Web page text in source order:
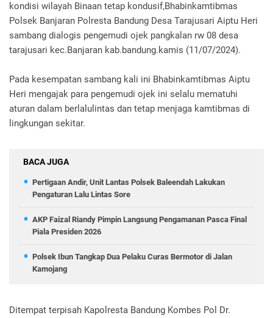
kondisi wilayah Binaan tetap kondusif,Bhabinkamtibmas
Polsek Banjaran Polresta Bandung Desa Tarajusari Aiptu Heri
sambang dialogis pengemudi ojek pangkalan rw 08 desa
tarajusari kec.Banjaran kab.bandung.kamis (11/07/2024).
Pada kesempatan sambang kali ini Bhabinkamtibmas Aiptu
Heri mengajak para pengemudi ojek ini selalu mematuhi
aturan dalam berlalulintas dan tetap menjaga kamtibmas di
lingkungan sekitar.
BACA JUGA
Pertigaan Andir, Unit Lantas Polsek Baleendah Lakukan
Pengaturan Lalu Lintas Sore
AKP Faizal Riandy Pimpin Langsung Pengamanan Pasca Final
Piala Presiden 2026
Polsek Ibun Tangkap Dua Pelaku Curas Bermotor di Jalan
Kamojang
Ditempat terpisah Kapolresta Bandung Kombes Pol Dr.